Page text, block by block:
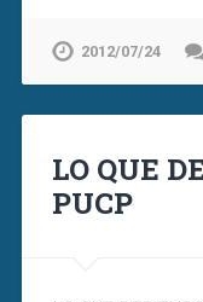
2012/07/24
LO QUE
PUCP